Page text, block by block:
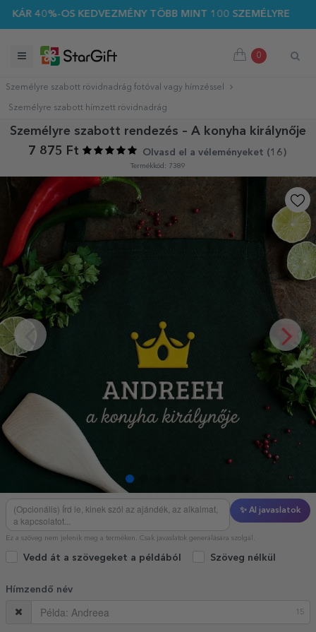
OS KEDVEZMÉNY TÖBB MINT 100 SZEMÉLYRE SZABOTT
0
Személyre szabott rövidnadrág fotóval vagy hímzéssel
Személyre szabott hímzett rövidnadrág
Személyre szabott rendezés – A konyha királynője
7 875 Ft
Olvasd el a véleményeket (16 )
Termékkód: 7389
✨ AI javaslatok
Ez a szöveg nem jelenik meg a terméken. Csak javaslatok generálására szolgál.
Vedd át a szövegeket a példából Szöveg nélkül
Hímzendő név
15